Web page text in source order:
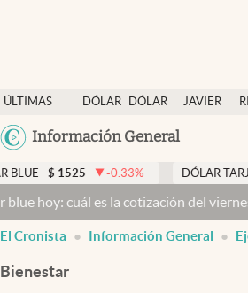
ÚLTIMAS
NOTICIAS
DÓLAR
DÓLAR
JAVIER
Información General
Dólar
Members
Economía y Política
Finanzas y Mercados
Mercados Online
Negocios
-0.33% DÓLAR TARJETA $ 1976
es la cotización del viernes 7 de
El Cronista Información General
Bienestar